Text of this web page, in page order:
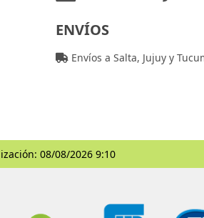
ENVÍOS
Envíos a Salta, Jujuy y
08/08/2026 9:10